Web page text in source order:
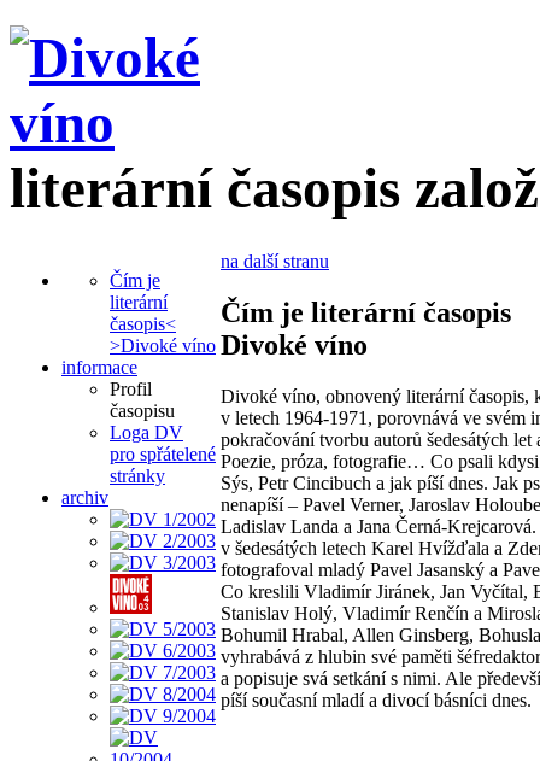
literární časopis
Čím je
literární
časopis<
>Divoké víno
informace
Profil
časopisu
Loga DV
pro spřátelené
stránky
archiv
na další stranu
Čím je literární časopis
Divoké víno
Divoké víno, obnovený literární časopis,
v letech 1964-1971, porovnává ve svém
pokračování tvorbu autorů šedesátých let
Poezie, próza, fotografie… Co psali
Sýs, Petr Cincibuch a jak píší dnes. Jak
nenapíší – Pavel Verner, Jaroslav
Ladislav Landa a Jana Černá-
v šedesátých letech Karel Hvížďala a
fotografoval mladý Pavel Jasanský a
Co kreslili Vladimír Jiránek, Jan Vyčítal,
Stanislav Holý, Vladimír Renčín a
Bohumil Hrabal, Allen Ginsberg,
vyhrabává z hlubin své paměti
a popisuje svá setkání s nimi. Ale
píší současní mladí a divocí básníci dnes.